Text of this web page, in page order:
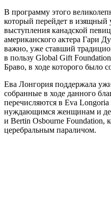
В программу этого
который перейдет в изящный
выступления канадской
американского актера Гари
важно, уже ставший
в пользу Global Gift
Браво, в ходе которого было
Ева Лонгория поддержала
собранные в ходе данного
перечисляются в Eva
нуждающимся женщинам и
и Bertin Osbourne Foundation,
церебральным параличом.